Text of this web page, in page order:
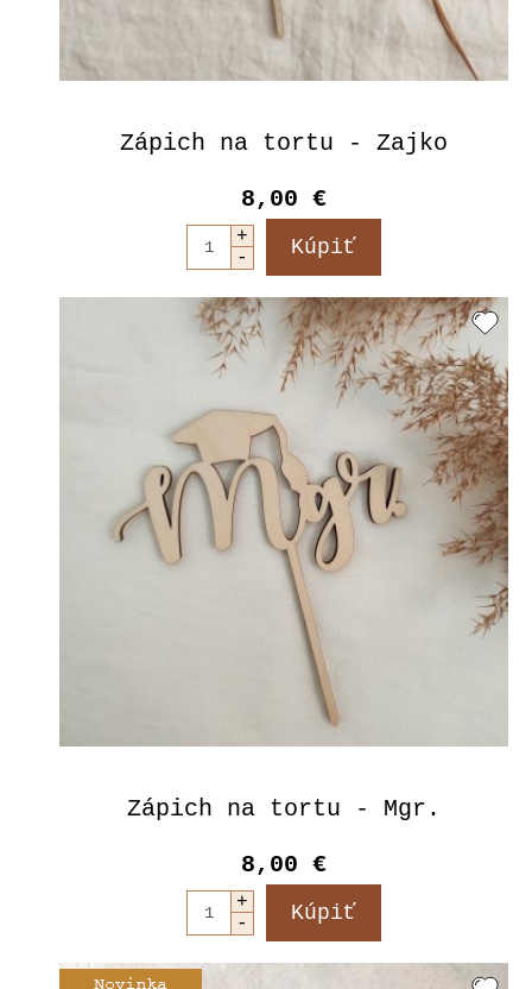
Zápich na tortu - Zajko
8,00 €
Zápich na tortu - Mgr.
8,00 €